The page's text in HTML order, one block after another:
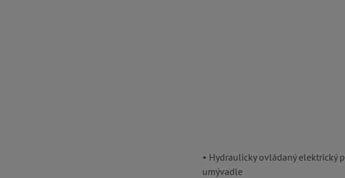
• Hydraulicky ovládaný elektrický
umývadle